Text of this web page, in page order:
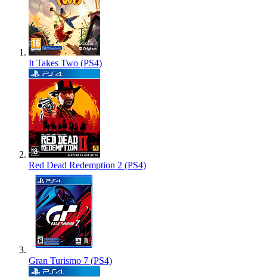
It Takes Two (PS4)
Red Dead Redemption 2 (PS4)
Gran Turismo 7 (PS4)